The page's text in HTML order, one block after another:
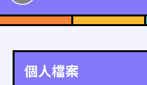
個人檔案